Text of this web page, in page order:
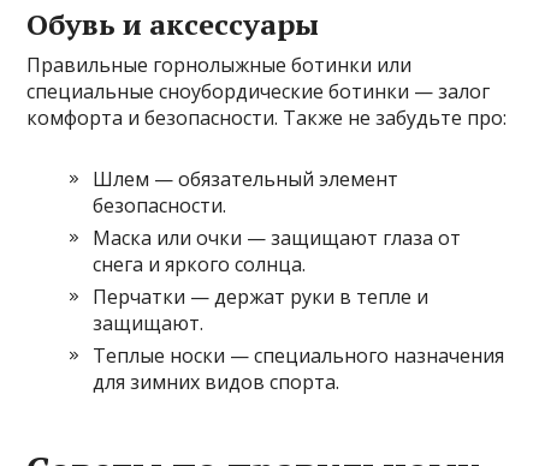
Обувь и аксессуары
Правильные горнолыжные ботинки или
специальные сноубордические ботинки — залог
комфорта и безопасности. Также не забудьте про:
Шлем — обязательный элемент
безопасности.
Маска или очки — защищают глаза от
снега и яркого солнца.
Перчатки — держат руки в тепле и
защищают.
Теплые носки — специального назначения
для зимних видов спорта.